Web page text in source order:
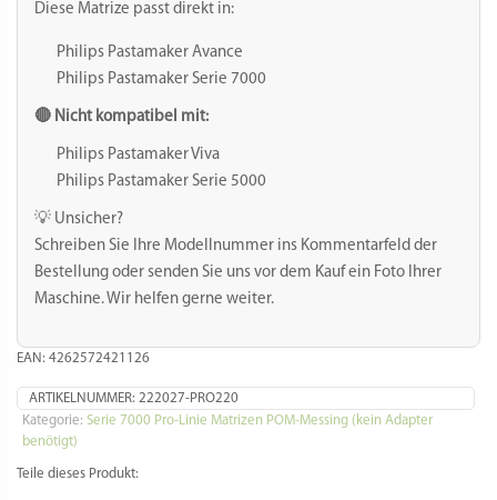
mm
Diese Matrize passt direkt in:
Philips Pastamaker Avance
Philips Pastamaker Serie 7000
🔴 Nicht kompatibel mit:
Philips Pastamaker Viva
Philips Pastamaker Serie 5000
💡 Unsicher?
Schreiben Sie Ihre Modellnummer ins Kommentarfeld der
Bestellung oder senden Sie uns vor dem Kauf ein Foto Ihrer
Maschine. Wir helfen gerne weiter.
EAN: 4262572421126
ARTIKELNUMMER: 222027-PRO220
Kategorie: Serie 7000 Pro-Linie Matrizen POM-Messing (kein Adapter
benötigt)
Teile dieses Produkt: